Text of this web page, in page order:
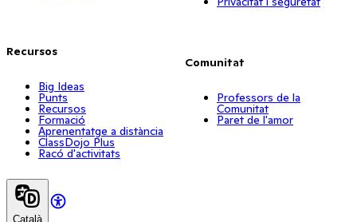
Recursos
Big Ideas
Punts
Recursos
Formació
Aprenentatge a distància
ClassDojo Plus
Racó d'activitats
Comunitat
Professors de la
Comunitat
Paret de l'amor
Català